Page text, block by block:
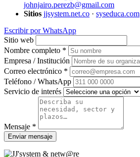
johnjairo.perezb@gmail.com
Sitios jjsystem.net.co · syseduca.com
Escribir por WhatsApp
Sitio web
Nombre completo *
Empresa / Institución
Correo electrónico *
Teléfono / WhatsApp
Servicio de interés
Mensaje *
Enviar mensaje